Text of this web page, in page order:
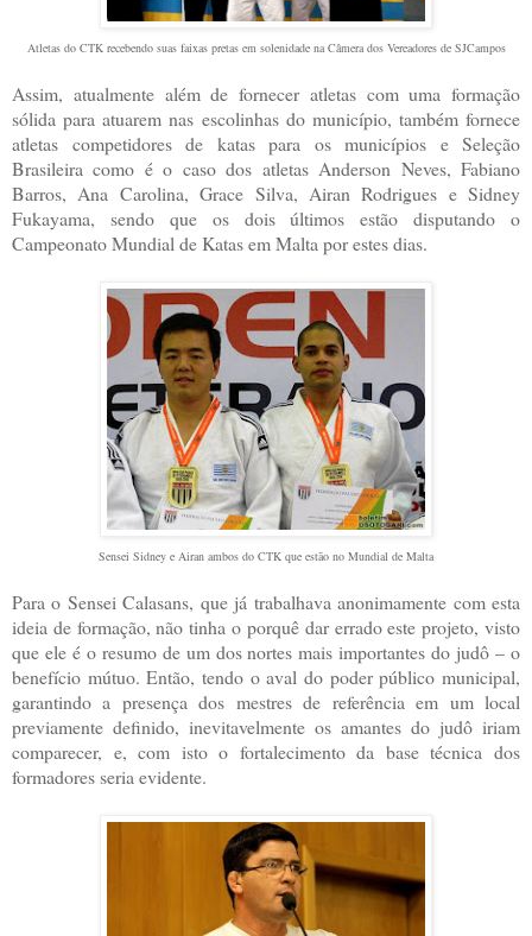
Atletas do CTK recebendo suas faixas pretas em solenidade na Câmera dos Vereadores de SJCampos
Assim, atualmente além de fornecer atletas com uma formação
sólida para atuarem nas escolinhas do município, também fornece
atletas competidores de katas para os municípios e Seleção
Brasileira como é o caso dos atletas Anderson Neves, Fabiano
Barros, Ana Carolina, Grace Silva, Airan Rodrigues e Sidney
Fukayama, sendo que os dois últimos estão disputando o
Campeonato Mundial de Katas em Malta por estes dias.
Sensei Sidney e Airan ambos do CTK que estão no Mundial de Malta
Para o Sensei Calasans, que já trabalhava anonimamente com esta
ideia de formação, não tinha o porquê dar errado este projeto, visto
que ele é o resumo de um dos nortes mais importantes do judô – o
benefício mútuo. Então, tendo o aval do poder público municipal,
garantindo a presença dos mestres de referência em um local
previamente definido, inevitavelmente os amantes do judô iriam
comparecer, e, com isto o fortalecimento da base técnica dos
formadores seria evidente.